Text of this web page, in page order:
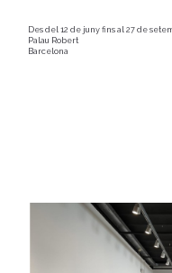
Des del 12 de juny fins al 27 de
Palau Robert
Barcelona